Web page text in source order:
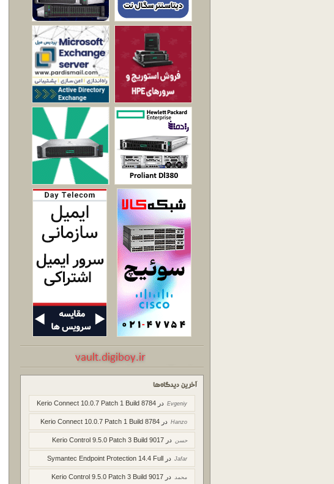
آخرین دیدگاه‌ها
Evgeniy در Kerio Connect 10.0.7 Patch 1 Build 8784
Hanzo در Kerio Connect 10.0.7 Patch 1 Build 8784
حسن در Kerio Control 9.5.0 Patch 3 Build 9017
Jafar در Symantec Endpoint Protection 14.4 Full
محمد در Kerio Control 9.5.0 Patch 3 Build 9017